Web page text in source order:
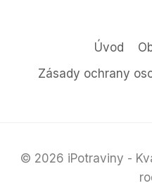
Úvod
Zásady ochrany
© 2026 iPotraviny -